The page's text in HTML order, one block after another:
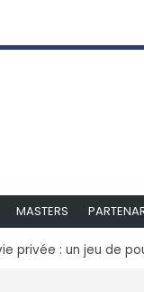
MASTERS
privée : un jeu de